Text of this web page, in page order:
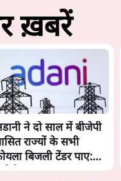
ख़बरें
ने दो साल में बीजेपी
राज्यों के सभी
बिजली टेंडर पाए: